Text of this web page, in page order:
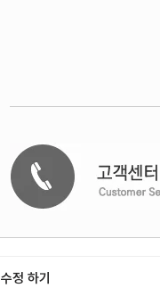
수정 하기